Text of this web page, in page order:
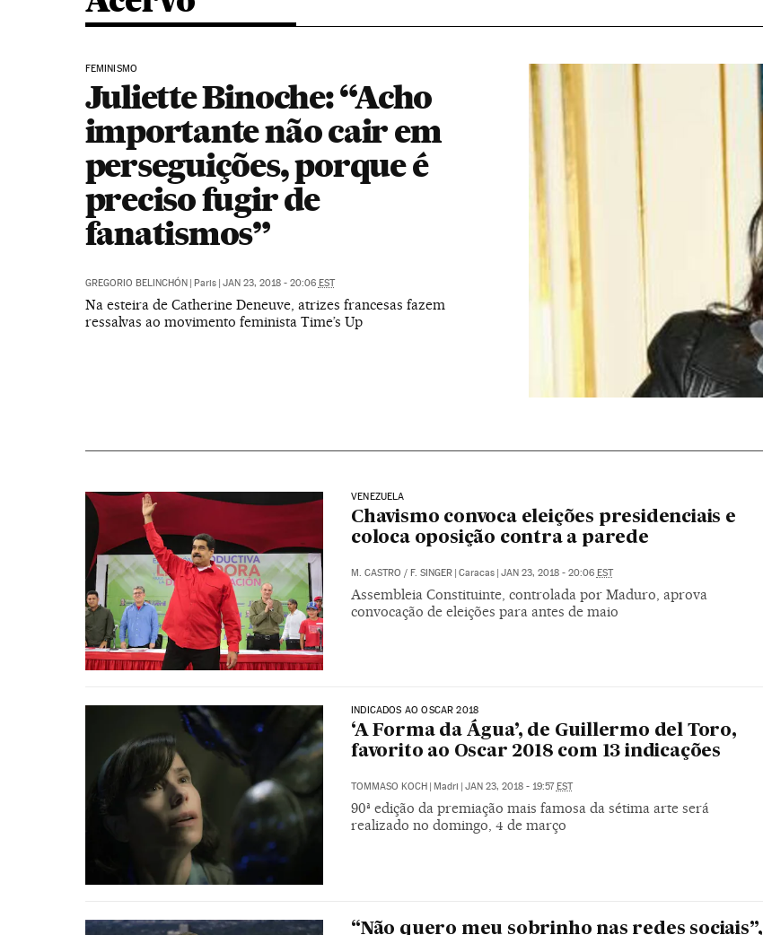
FEMINISMO
Juliette Binoche: “Acho
importante não cair em
perseguições, porque é
preciso fugir de
fanatismos”
GREGORIO BELINCHÓN | Paris | JAN 23, 2018 - 20:06 EST
Na esteira de Catherine Deneuve, atrizes francesas fazem
ressalvas ao movimento feminista Time’s Up
VENEZUELA
Chavismo convoca eleições presidenciais e
coloca oposição contra a parede
M. CASTRO / F. SINGER | Caracas | JAN 23, 2018 - 20:06 EST
Assembleia Constituinte, controlada por Maduro, aprova
convocação de eleições para antes de maio
INDICADOS AO OSCAR 2018
‘A Forma da Água’, de Guillermo del Toro,
favorito ao Oscar 2018 com 13 indicações
TOMMASO KOCH Madri JAN 23, 2018 - 19:57 EST
90ª edição da premiação mais famosa da sétima arte será
realizado no domingo, 4 de março
“Não quero meu sobrinho nas redes sociais”,